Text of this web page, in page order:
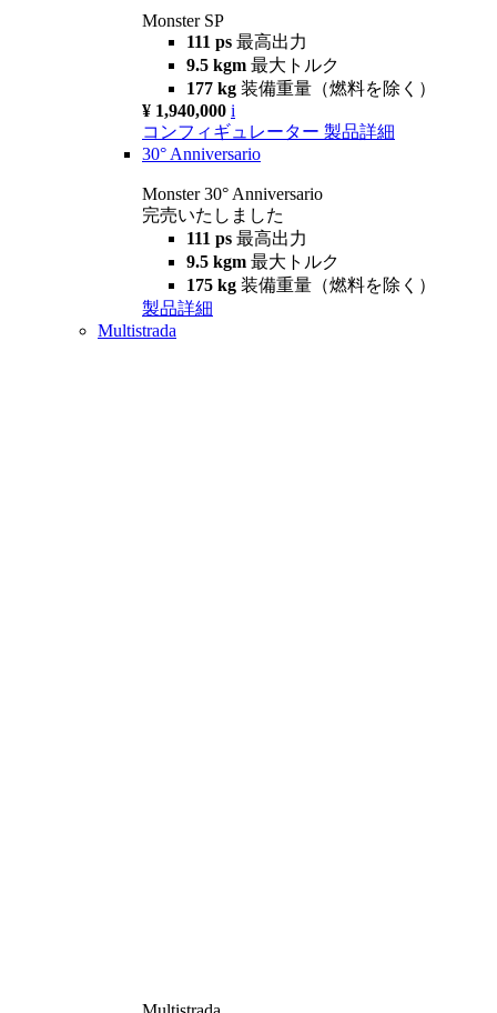
Monster SP
111 ps 最高出力
9.5 kgm 最大トルク
177 kg 装備重量（燃料を除く）
¥ 1,940,000 i
コンフィギュレーター 製品詳細
30° Anniversario
Monster 30° Anniversario
完売いたしました
111 ps 最高出力
9.5 kgm 最大トルク
175 kg 装備重量（燃料を除く）
製品詳細
Multistrada